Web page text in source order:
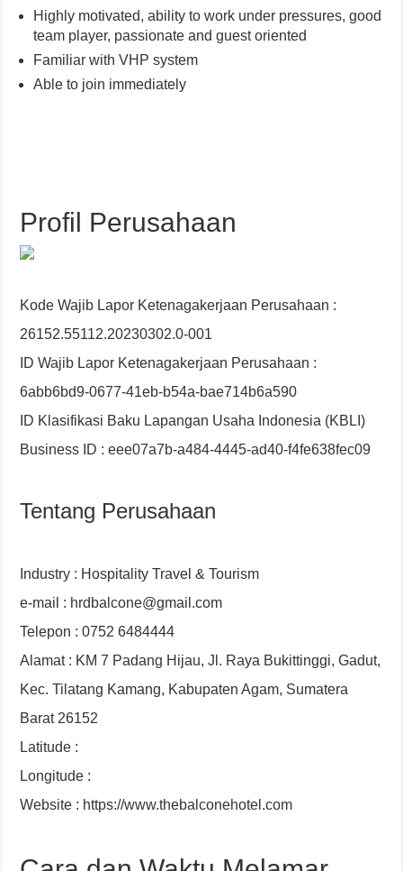
Highly motivated, ability to work under pressures, good
team player, passionate and guest oriented
Familiar with VHP system
Able to join immediately
Profil Perusahaan
Kode Wajib Lapor Ketenagakerjaan Perusahaan :
26152.55112.20230302.0-001
ID Wajib Lapor Ketenagakerjaan Perusahaan :
6abb6bd9-0677-41eb-b54a-bae714b6a590
ID Klasifikasi Baku Lapangan Usaha Indonesia (KBLI)
Business ID : eee07a7b-a484-4445-ad40-f4fe638fec09
Tentang Perusahaan
Industry : Hospitality Travel & Tourism
e-mail : hrdbalcone@gmail.com
Telepon : 0752 6484444
Alamat : KM 7 Padang Hijau, Jl. Raya Bukittinggi, Gadut,
Kec. Tilatang Kamang, Kabupaten Agam, Sumatera
Barat 26152
Latitude :
Longitude :
Website : https://www.thebalconehotel.com